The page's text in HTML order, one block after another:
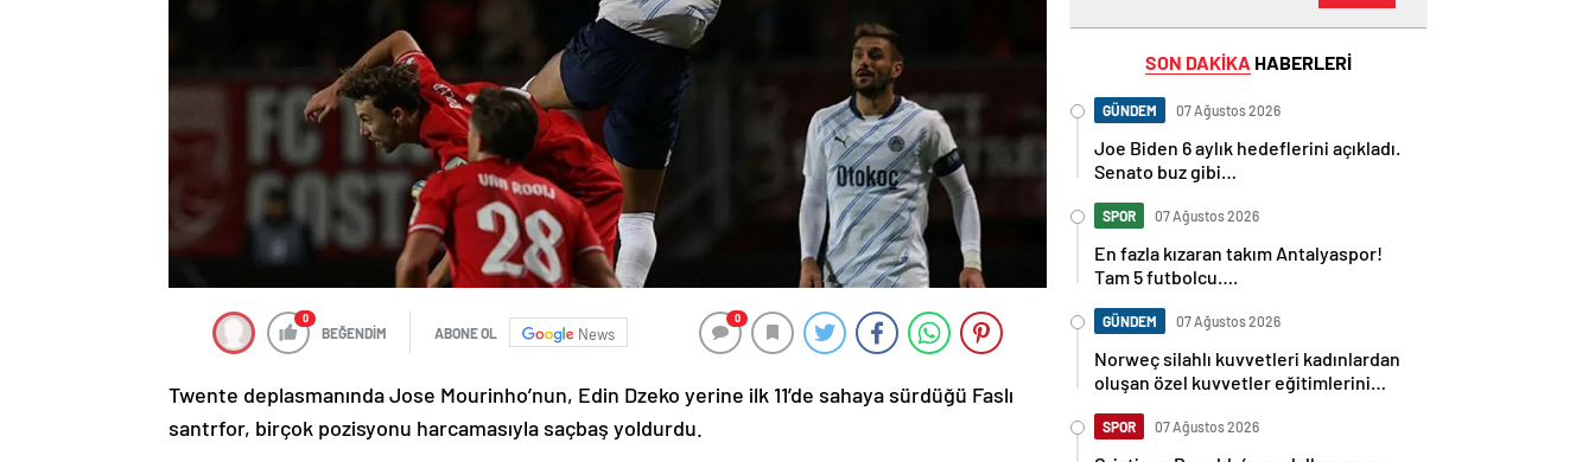
0
BEĞENDİM ABONE OL News
0
Twente deplasmanında Jose Mourinho’nun, Edin Dzeko yerine ilk 11’de sahaya sürdüğü Faslı
santrfor, birçok pozisyonu harcamasıyla saçbaş yoldurdu.
SON DAKİKA HABERLERİ
GÜNDEM 07 Ağustos 2026
Joe Biden 6 aylık hedeflerini açıkladı.
Senato buz gibi…
SPOR 07 Ağustos 2026
En fazla kızaran takım Antalyaspor!
Tam 5 futbolcu….
GÜNDEM 07 Ağustos 2026
Norweç silahlı kuvvetleri kadınlardan
oluşan özel kuvvetler eğitimlerini
SPOR 07 Ağustos 2026